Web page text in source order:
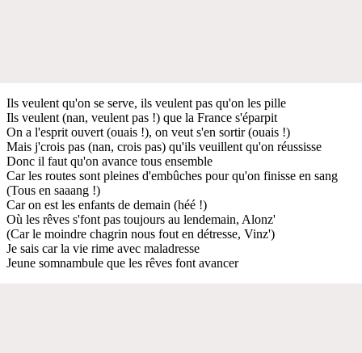
Ils veulent qu'on se serve, ils veulent pas qu'on les pille
Ils veulent (nan, veulent pas !) que la France s'éparpit
On a l'esprit ouvert (ouais !), on veut s'en sortir (ouais !)
Mais j'crois pas (nan, crois pas) qu'ils veuillent qu'on réussisse
Donc il faut qu'on avance tous ensemble
Car les routes sont pleines d'embûches pour qu'on finisse en sang
(Tous en saaang !)
Car on est les enfants de demain (héé !)
Où les rêves s'font pas toujours au lendemain, Alonz'
(Car le moindre chagrin nous fout en détresse, Vinz')
Je sais car la vie rime avec maladresse
Jeune somnambule que les rêves font avancer